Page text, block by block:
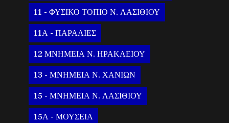
11 - ΦΥΣΙΚΟ ΤΟΠΙΟ Ν. ΛΑΣΙΘΙΟΥ
11Α - ΠΑΡΑΛΙΕΣ
12 ΜΝΗΜΕΙΑ Ν. ΗΡΑΚΛΕΙΟΥ
13 - ΜΝΗΜΕΙΑ Ν. ΧΑΝΙΩΝ
15 - ΜΝΗΜΕΙΑ Ν. ΛΑΣΙΘΙΟΥ
15Α - ΜΟΥΣΕΙΑ